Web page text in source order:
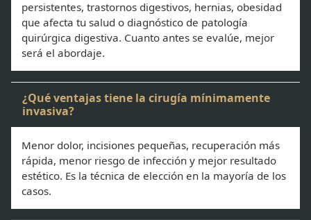
persistentes, trastornos digestivos, hernias, obesidad
que afecta tu salud o diagnóstico de patología
quirúrgica digestiva. Cuanto antes se evalúe, mejor
será el abordaje.
¿Qué ventajas tiene la cirugía mínimamente
invasiva?
Menor dolor, incisiones pequeñas, recuperación más
rápida, menor riesgo de infección y mejor resultado
estético. Es la técnica de elección en la mayoría de los
casos.